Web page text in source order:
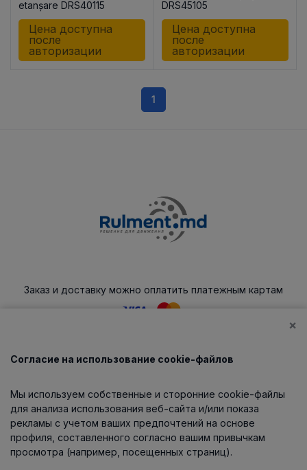
etanșare DRS40115
Цена доступна
после
авторизации
DRS45105
Цена доступна
после
авторизации
1
Заказ и доставку можно оплатить платежным картам
Каталог
О компании
Информация
×
Согласие на использование cookie-файлов
Мы используем собственные и сторонние cookie-файлы
для анализа использования веб-сайта и/или показа
рекламы с учетом ваших предпочтений на основе
профиля, составленного согласно вашим привычкам
просмотра (например, посещенных страниц).